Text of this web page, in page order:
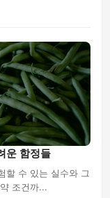
운 함정들
할 수 있는 실수와 그
조건까...